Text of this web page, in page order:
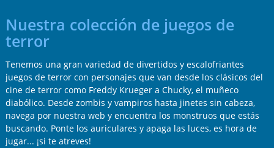
Nuestra colección de juegos de
terror
Tenemos una gran variedad de divertidos y escalofriantes
juegos de terror con personajes que van desde los clásicos del
cine de terror como Freddy Krueger a Chucky, el muñeco
diabólico. Desde zombis y vampiros hasta jinetes sin cabeza,
navega por nuestra web y encuentra los monstruos que estás
buscando. Ponte los auriculares y apaga las luces, es hora de
jugar... ¡si te atreves!